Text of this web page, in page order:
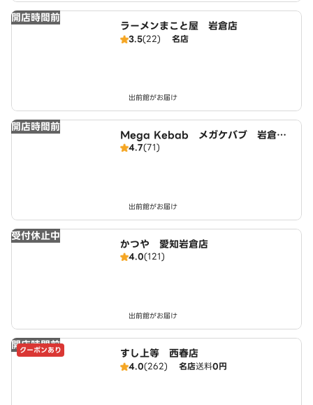
開店時間前
ラーメンまこと屋 岩倉店
3.5(22) 名店
出前館がお届け
開店時間前
Mega Kebab メガケバブ 岩倉
店 Halal ハラール
4.7(71)
出前館がお届け
受付休止中
かつや 愛知岩倉店
4.0(121)
出前館がお届け
開店時間前
クーポンあり すし上等 西春店
4.0(262) 名店送料0円